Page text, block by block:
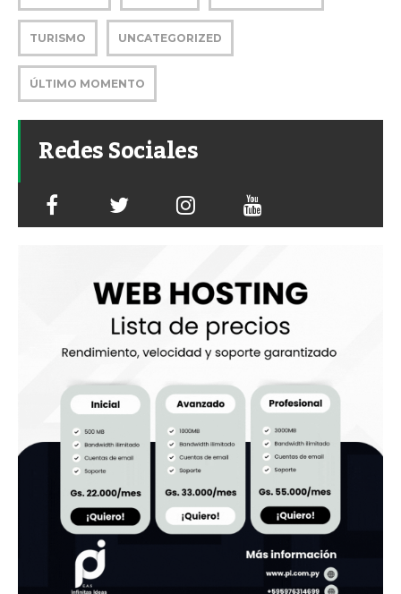
TURISMO UNCATEGORIZED
ÚLTIMO MOMENTO
Redes Sociales